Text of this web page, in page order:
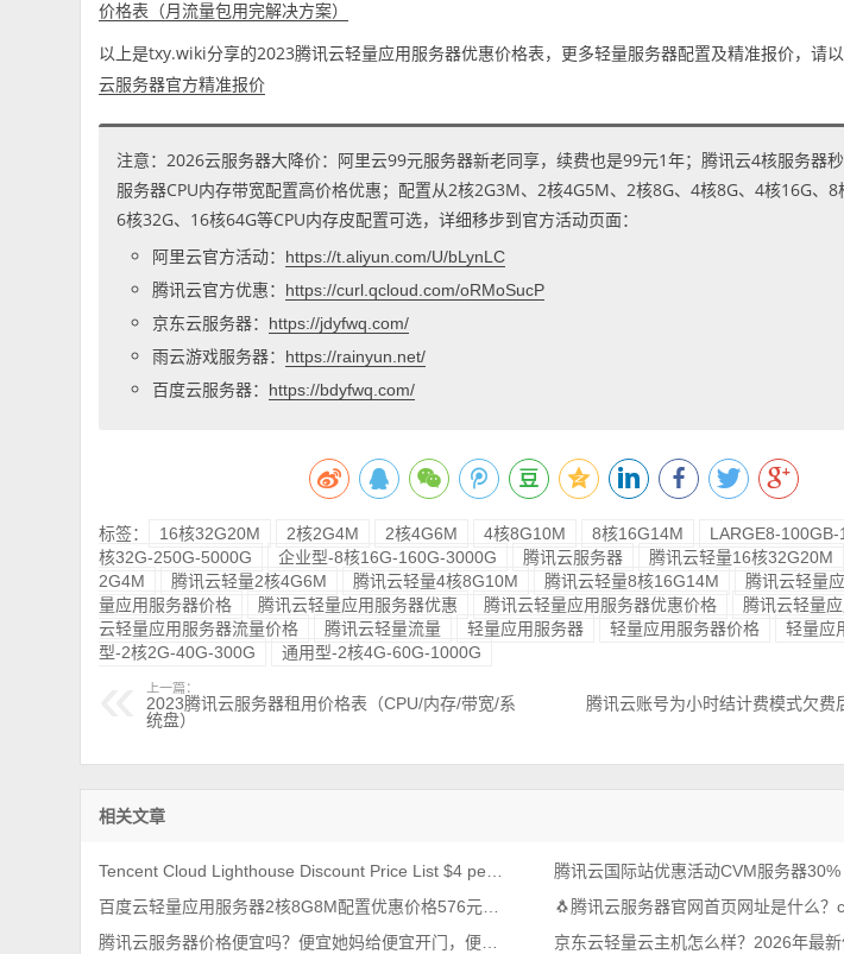
价格表（月流量包用完解决方案）
以上是txy.wiki分享的2023腾讯云轻量应用服务器优惠价格表，更多轻量服务器配置及精准报价，请
云服务器官方精准报价
注意：2026云服务器大降价：阿里云99元服务器新老同享，续费也是99元1年；腾讯云4核服务器
服务器CPU内存带宽配置高价格优惠；配置从2核2G3M、2核4G5M、2核8G、4核8G、4核16G、8
6核32G、16核64G等CPU内存皮配置可选，详细移步到官方活动页面：
阿里云官方活动：
https://t.aliyun.com/U/bLynLC
腾讯云官方优惠： https://curl.qcloud.com/oRMoSucP
京东云服务器： https://jdyfwq.com/
雨云游戏服务器： https://rainyun.net/
百度云服务器： https://bdyfwq.com/
标签： 16核32G20M 2核2G4M 2核4G6M 4核8G10M 8核16G14M LARGE8-100GB-
核32G-250G-5000G
企业型-8核16G-160G-3000G 腾讯云服务器 腾讯云轻量16核32G20M
2G4M
腾讯云轻量2核4G6M 腾讯云轻量4核8G10M 腾讯云轻量8核16G14M 腾讯云轻量
量应用服务器价格
腾讯云轻量应用服务器优惠 腾讯云轻量应用服务器优惠价格 腾讯云轻量
云轻量应用服务器流量价格
腾讯云轻量流量 轻量应用服务器 轻量应用服务器价格 轻量应
型-2核2G-40G-300G
通用型-2核4G-60G-1000G
上一篇：
2023腾讯云服务器租用价格表（CPU/内存/带宽/系
统盘）
腾讯云账号为小时结计费模式欠费
相关文章
Tencent Cloud Lighthouse Discount Price List $4 per month
百度云轻量应用服务器2核8G8M配置优惠价格576元1年，2026最新报价
腾讯云服务器价格便宜吗？便宜她妈给便宜开门，便宜到家了